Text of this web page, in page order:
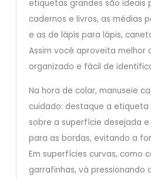
etiquetas grandes são ideais
cadernos e livros, as médias
e as de lápis para lápis,
Assim você aproveita melhor
organizado e fácil de
Na hora de colar, manuseie
cuidado: destaque a
sobre a superfície desejada
para as bordas, evitando a
Em superfícies curvas, como
garrafinhas, vá pressionando